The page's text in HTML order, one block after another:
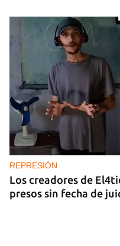
REPRESIÓN
Los creadores de
presos sin fecha de